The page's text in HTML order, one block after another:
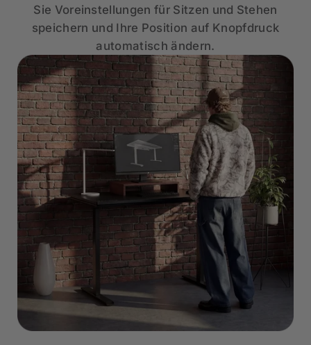
Sie Voreinstellungen für Sitzen und Stehen
speichern und Ihre Position auf Knopfdruck
automatisch ändern.